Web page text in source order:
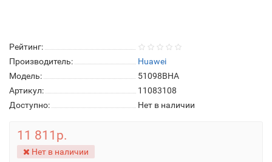
Рейтинг:
Производитель:
Huawei
Модель:
51098BHA
Артикул:
11083108
Доступно:
Нет в наличии
11 811р.
Нет в наличии